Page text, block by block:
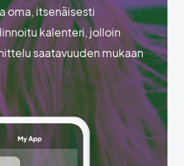
oma, itsenäisesti
kalenteri, jolloin
saatavuuden mukaan